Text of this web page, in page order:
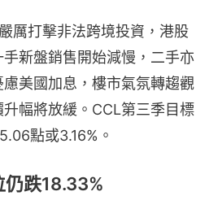
厲打擊非法跨境投資，港股
新盤銷售開始減慢，二手亦
美國加息，樓市氣氛轉趨觀
幅將放緩。CCL第三季目標
點或3.16%。
跌18.33%